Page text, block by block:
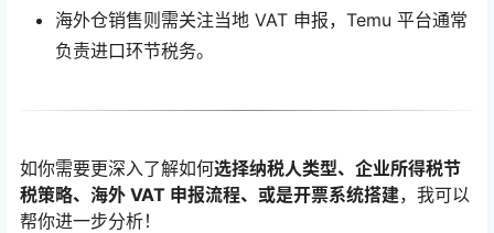
海外仓销售则需关注当地 VAT 申报，Temu 平台通常
负责进口环节税务。
如你需要更深入了解如何选择纳税人类型、企业所得税节
税策略、海外 VAT 申报流程、或是开票系统搭建，我可以
帮你进一步分析！